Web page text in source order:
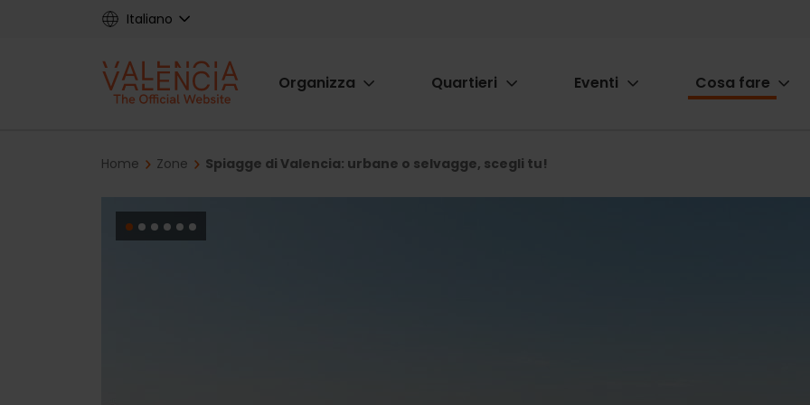
Italiano
Main
Organizza Quartieri Eventi Cosa fare
Breadcrumb
Home Zone Spiagge di Valencia: urbane o selvagge, scegli tu!